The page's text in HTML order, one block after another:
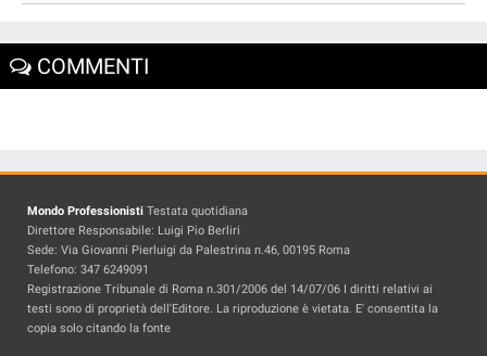
COMMENTI
Mondo Professionisti Testata quotidiana
Direttore Responsabile: Luigi Pio Berliri
Sede: Via Giovanni Pierluigi da Palestrina n.46, 00195 Roma
Telefono: 347 6249091
Registrazione Tribunale di Roma n.301/2006 del 14/07/06 I diritti relativi ai
testi sono di proprietà dell'Editore. La riproduzione è vietata. E' consentita la
copia solo citando la fonte